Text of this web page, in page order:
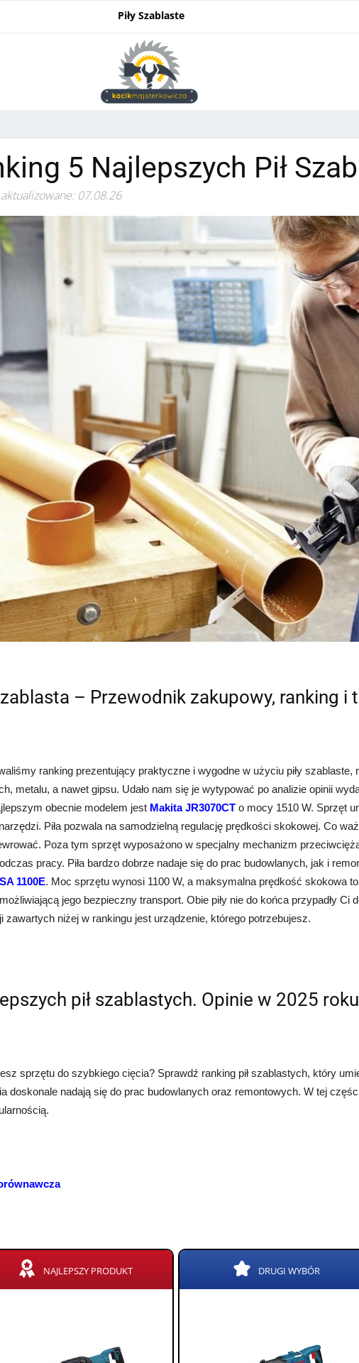
Piły Szablaste
5 Najlepszych Pił
07.08.26
– Przewodnik zakupowy, ranking i
ranking prezentujący praktyczne i wygodne w użyciu piły
metalu, a nawet gipsu. Udało nam się je wytypować po analizie opinii
obecnie modelem jest Makita JR3070CT o mocy 1510 W. Sprzęt
Piła pozwala na samodzielną regulację prędkości skokowej. Co
Poza tym sprzęt wyposażono w specjalny mechanizm
pracy. Piła bardzo dobrze nadaje się do prac budowlanych, jak i
1100E. Moc sprzętu wynosi 1100 W, a maksymalna prędkość skokowa
jego bezpieczny transport. Obie piły nie do końca przypadły Ci
zawartych niżej w rankingu jest urządzenie, którego potrzebujesz.
pił szablastych. Opinie w 2025 roku
sprzętu do szybkiego cięcia? Sprawdź ranking pił szablastych, który
doskonale nadają się do prac budowlanych oraz remontowych. W tej
NAJLEPSZY PRODUKT DRUGI WYBÓR